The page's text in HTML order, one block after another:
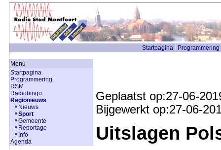
Startpagina Programmering
Menu
Startpagina
Programmering
RSM
Radiobingo
Regionieuws
Nieuws
Sport
Gemeente
Reportage
Info
Agenda
Geplaatst op:27-06-
Bijgewerkt op:27-06-
Uitslagen